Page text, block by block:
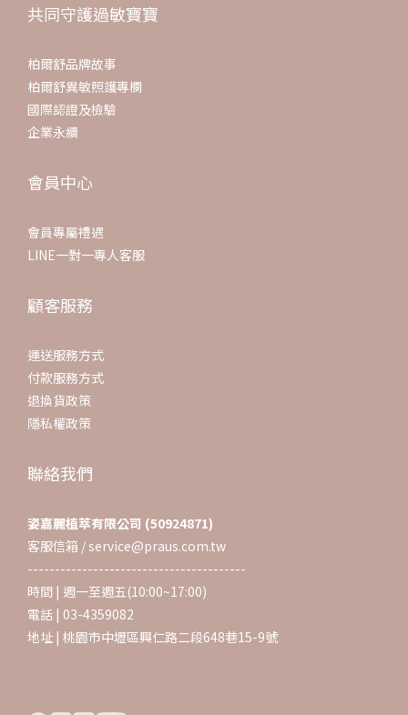
共同守護過敏寶寶
柏爾舒品牌故事
柏爾舒異敏照護專欄
國際認證及檢驗
企業永續
會員中心
會員專屬禮遇
LINE一對一專人客服
顧客服務
運送服務方式
付款服務方式
退換貨政策
隱私權政策
聯絡我們
姿嘉麗植萃有限公司 (50924871)
客服信箱 / service@praus.com.tw
----------------------------------------
時間 | 週一至週五(10:00~17:00)
電話 | 03-4359082
地址 | 桃園市中壢區興仁路二段648巷15-9號